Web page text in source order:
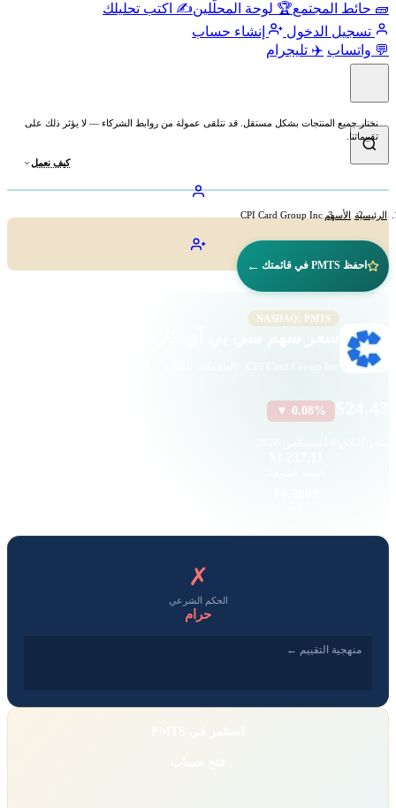
🧱 حائط المجتمع🏆 لوحة المحلّلين✍️ اكتب تحليلك
تسجيل الدخول
إنشاء حساب
💬 واتساب ✈️ تليجرام
نختار جميع المنتجات بشكل مستقل. قد نتلقى عمولة من روابط الشركاء — لا يؤثر ذلك على
تقييماتنا.
كيف نعمل
الرئيسية الأسهم CPI Card Group Inc
احفظ PMTS في قائمتك ←
NASDAQ: PMTS
▼ 0.08%
✗
الحكم الشرعي
حرام
منهجية التقييم ←